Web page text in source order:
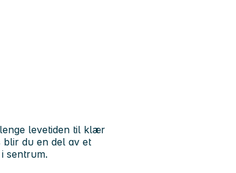
levetiden til klær
blir du en del av et
sentrum.